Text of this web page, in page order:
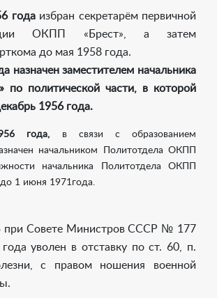
года избран секретарём первичной
ОКПП «Брест», а затем
до мая 1958 года.
назначен заместителем начальника
по политической части, в которой
1956 года.
года, в связи с образованием
начальником Политотдела ОКПП
начальника Политотдела ОКПП
1 июня 1971года.
при Совете Министров СССР № 177
уволен в отставку по ст. 60, п.
с правом ношения военной